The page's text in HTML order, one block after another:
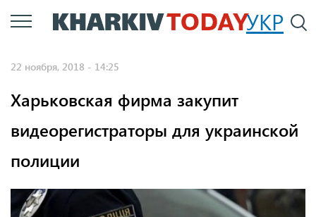
Перейти
к
УКР
22 ноября, 2018 - 14:25
Харьковская фирма закупит
видеорегистраторы для украинской
полиции